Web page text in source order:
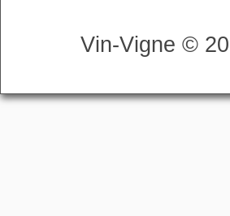
Vin-Vigne ©